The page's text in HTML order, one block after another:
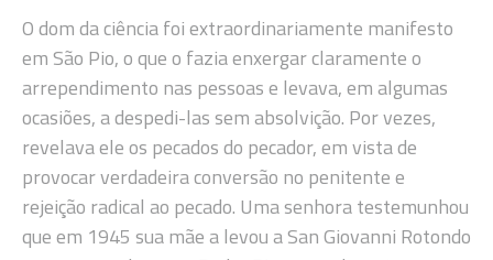
O dom da ciência foi extraordinariamente manifesto
em São Pio, o que o fazia enxergar claramente o
arrependimento nas pessoas e levava, em algumas
ocasiões, a despedi-las sem absolvição. Por vezes,
revelava ele os pecados do pecador, em vista de
provocar verdadeira conversão no penitente e
rejeição radical ao pecado. Uma senhora testemunhou
que em 1945 sua mãe a levou a San Giovanni Rotondo